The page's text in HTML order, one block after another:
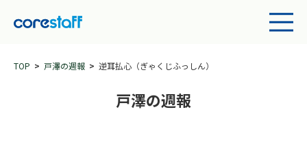
TOP 戸澤の週報 逆耳払心（ぎゃくじふっしん）
戸澤の週報